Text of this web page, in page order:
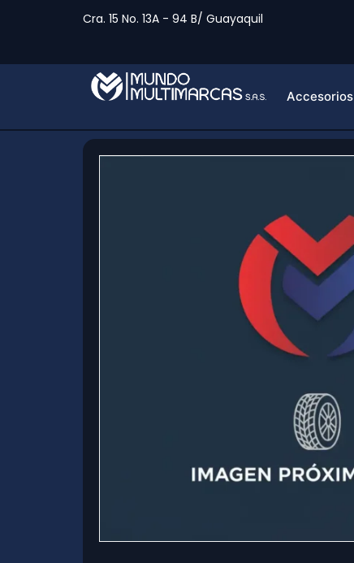
Cra. 15 No. 13A - 94 B/ Guayaquil
Accesorios